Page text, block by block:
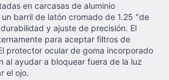
en carcasas de aluminio
barril de latón cromado de 1.25 "de
y ajuste de precisión. El
para aceptar filtros de
protector ocular de goma incorporado
al ayudar a bloquear fuera de la luz
el ojo.